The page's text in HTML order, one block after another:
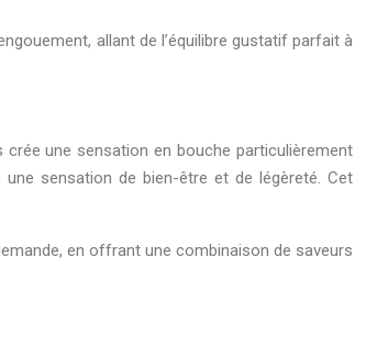
allant de l’équilibre gustatif parfait à
une sensation en bouche particulièrement
sensation de bien-être et de légèreté. Cet
en offrant une combinaison de saveurs